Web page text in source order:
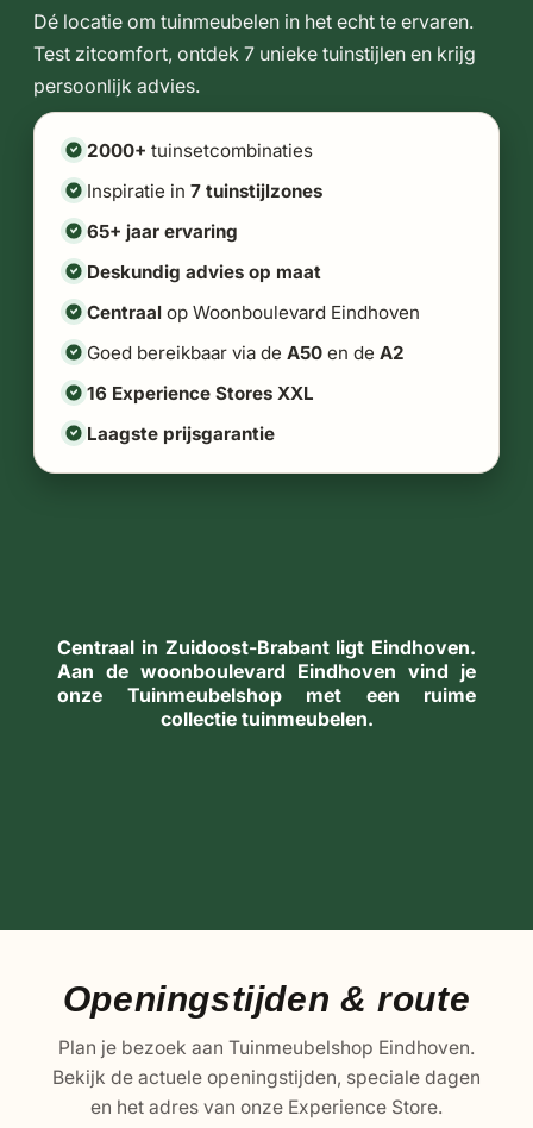
Dé locatie om tuinmeubelen in het echt te ervaren.
Test zitcomfort, ontdek 7 unieke tuinstijlen en krijg
persoonlijk advies.
2000+ tuinsetcombinaties
Inspiratie in 7 tuinstijlzones
65+ jaar ervaring
Deskundig advies op maat
Centraal op Woonboulevard Eindhoven
Goed bereikbaar via de A50 en de A2
16 Experience Stores XXL
Laagste prijsgarantie
Centraal in Zuidoost-Brabant ligt Eindhoven.
Aan de woon­boule­vard Eindhoven vind je
onze Tuinmeubelshop met een ruime
collectie tuin­meubelen.
Openingstijden & route
Plan je bezoek aan Tuinmeubelshop Eindhoven.
Bekijk de actuele openingstijden, speciale dagen
en het adres van onze Experience Store.